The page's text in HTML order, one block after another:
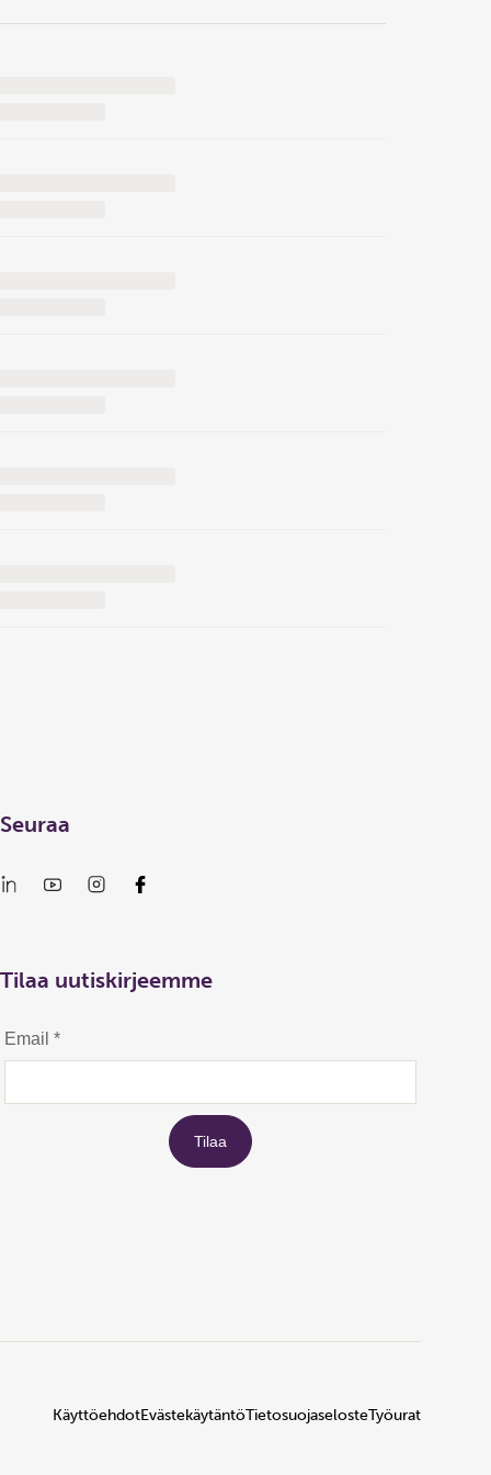
Seuraa
Tilaa uutiskirjeemme
KäyttöehdotEvästekäytäntöTietosuojaselosteTyöurat